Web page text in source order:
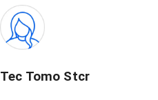
Tec Tomo Stcr